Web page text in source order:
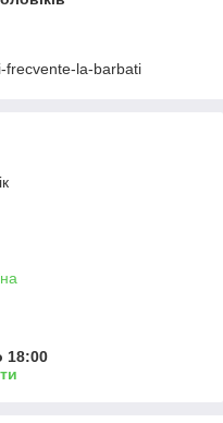
frecvente-la-barbati
18:00